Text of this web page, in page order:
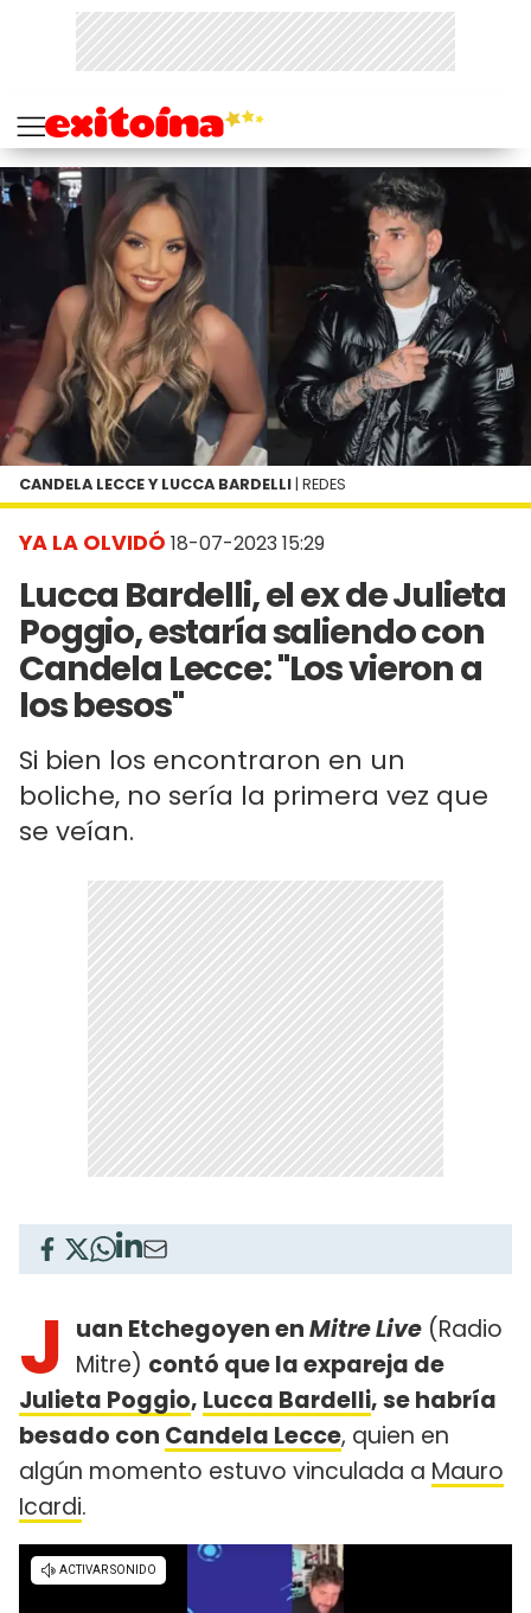
YA LA OLVIDÓ 18-07-2023 15:29
Lucca Bardelli, el ex de Julieta
Poggio, estaría saliendo con
Candela Lecce: "Los vieron a
los besos"
Si bien los encontraron en un
boliche, no sería la primera vez que
se veían.
CANDELA LECCE Y LUCCA BARDELLI | REDES
J uan Etchegoyen enMitre Live (Radio
Mitre) contó que la expareja de
Julieta Poggio, Lucca Bardelli, se habría
besado con Candela Lecce, quien en
algún momento estuvo vinculada a Mauro
Icardi.